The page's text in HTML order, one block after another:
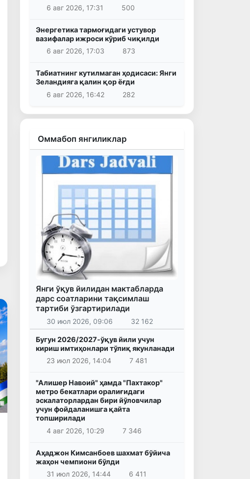
6 авг 2026, 17:31
500
Энергетика тармоғидаги устувор
вазифалар ижроси кўриб чиқилди
6 авг 2026, 17:03
873
Табиатнинг кутилмаган ҳодисаси: Янги
Зеландияга қалин қор ёғди
6 авг 2026, 16:42
282
Оммабоп янгиликлар
Янги ўқув йилидан мактабларда
дарс соатларини тақсимлаш
тартиби ўзгартирилади
30 июл 2026, 09:06 32 162
Бугун 2026/2027-ўқув йили учун
кириш имтиҳонлари тўлиқ якунланади
23 июл 2026, 14:04
7 481
"Алишер Навоий" ҳамда "Пахтакор"
метро бекатлари оралиғидаги
эскалаторлардан бири йўловчилар
учун фойдаланишга қайта
топширилади
4 авг 2026, 10:29
7 346
Аҳаджон Кимсанбоев шахмат бўйича
жаҳон чемпиони бўлди
31 июл 2026, 14:44
6 411